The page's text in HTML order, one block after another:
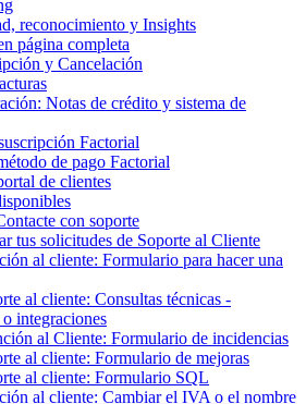
reconocimiento y Insights
página completa
y Cancelación
Notas de crédito y sistema de
Factorial
de pago Factorial
de clientes
con soporte
tus solicitudes de Soporte al Cliente
al cliente: Formulario para hacer una
al cliente: Consultas técnicas -
integraciones
al Cliente: Formulario de incidencias
al cliente: Formulario de mejoras
al cliente: Formulario SQL
al cliente: Cambiar el IVA o el nombre